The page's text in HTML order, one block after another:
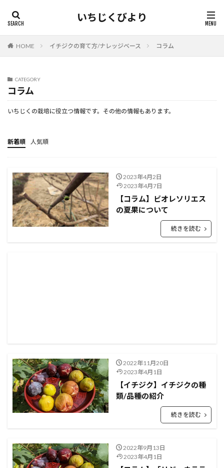
いちじくびより
HOME イチジクの育て方/ナレッジベース コラム
CATEGORY
コラム
いちじくの栽培に役立つ情報です。その他の情報もあります。
新着順 人気順
2023年4月2日
2023年4月7日
【コラム】ビオレソリエス
の夏果について
続きを読む
2022年11月20日
2023年4月1日
【イチジク】イチジクの種
類/品種の紹介
続きを読む
2022年9月13日
2023年4月1日